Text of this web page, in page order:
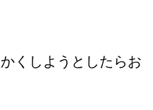
くしようとしたらお